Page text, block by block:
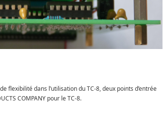
flexibilité dans l’utilisation du TC-8, deux points d’entrée
COMPANY pour le TC-8.